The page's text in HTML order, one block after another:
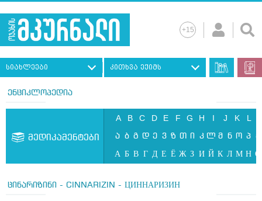
სიახლეები კითხვა ექიმს
ენციკლოპედია
მედიკამენტები
A B C D E F G H I J K L
ა ბ გ დ ე ვ ზ თ ი კ ლ მ ნ ო პ ჟ
А Б В Г Д Е Ё Ж З И Й К Л М Н О
ცინარიზინი - CINNARIZIN - ЦИННАРИЗИН